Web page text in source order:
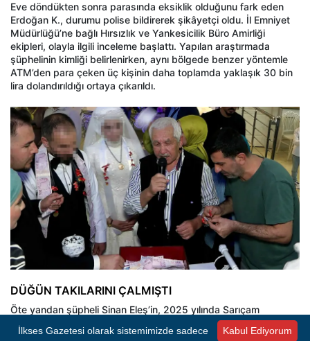
Eve döndükten sonra parasında eksiklik olduğunu fark eden
Erdoğan K., durumu polise bildirerek şikâyetçi oldu. İl Emniyet
Müdürlüğü’ne bağlı Hırsızlık ve Yankesicilik Büro Amirliği
ekipleri, olayla ilgili inceleme başlattı. Yapılan araştırmada
şüphelinin kimliği belirlenirken, aynı bölgede benzer yöntemle
ATM’den para çeken üç kişinin daha toplamda yaklaşık 30 bin
lira dolandırıldığı ortaya çıkarıldı.
DÜĞÜN TAKILARINI ÇALMIŞTI
Öte yandan şüpheli Sinan Eleş’in, 2025 yılında Sarıçam
ilçesinde düzenlenen iki ayrı düğüne davetliymiş gibi katıldığı,
takı merasiminde gelin ve damada takılan yaklaşık 100 bin lirayı
Kabul Ediyorum
İlkses Gazetesi olarak sistemimizde sadece